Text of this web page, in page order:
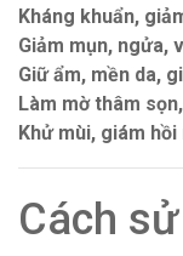
Kháng khuẩn,
Giảm mụn, ngửa,
Giữ ẩm, mền da,
Làm mờ thâm
Khử mùi, giám
Cách